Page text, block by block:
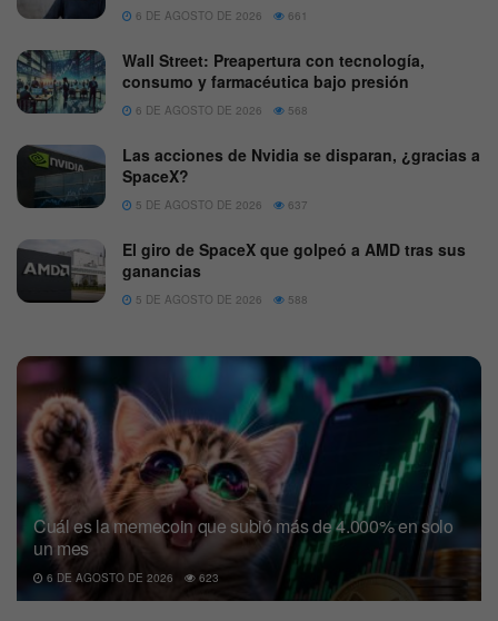
6 DE AGOSTO DE 2026 661
Wall Street: Preapertura con tecnología,
consumo y farmacéutica bajo presión
6 DE AGOSTO DE 2026 568
Las acciones de Nvidia se disparan, ¿gracias a
SpaceX?
5 DE AGOSTO DE 2026 637
El giro de SpaceX que golpeó a AMD tras sus
ganancias
5 DE AGOSTO DE 2026 588
Cuál es la memecoin que subió más de 4.000% en solo
un mes
6 DE AGOSTO DE 2026 623